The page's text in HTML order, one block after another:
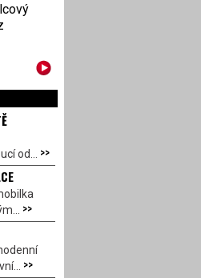
od... >>
>>
>>